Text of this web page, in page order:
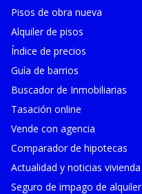
Pisos de obra nueva
Alquiler de pisos
Índice de precios
Guía de barrios
Buscador de Inmobiliarias
Tasación online
Vende con agencia
Comparador de hipotecas
Actualidad y noticias vivienda
Seguro de impago de alquiler